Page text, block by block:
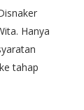
Hanya
tahap